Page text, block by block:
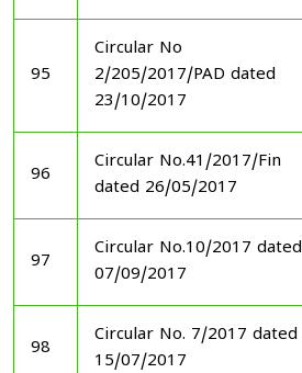
95
Circular No
2/205/2017/PAD dated
23/10/2017
96
Circular No.41/2017/Fin
dated 26/05/2017
97
Circular No.10/2017 dated
07/09/2017
98
Circular No. 7/2017 dated
15/07/2017